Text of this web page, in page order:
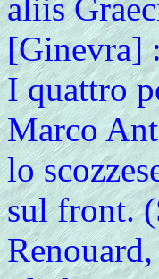
aliis
[Ginevra]
I quattro
Marco
lo
sul front.